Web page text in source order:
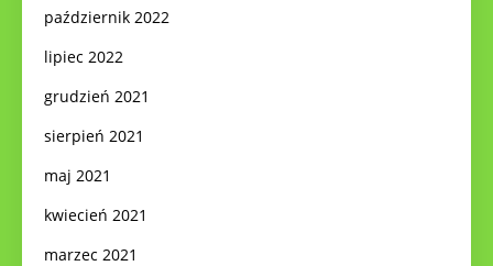
październik 2022
lipiec 2022
grudzień 2021
sierpień 2021
maj 2021
kwiecień 2021
marzec 2021